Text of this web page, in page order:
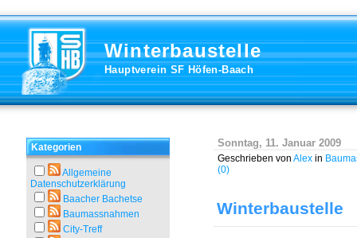
Winterbaustelle
Hauptverein SF Höfen-Baach
Kategorien
Allgemeine
Datenschutzerklärung
Baacher Bachetse
Baumassnahmen
City-Treff
Sonntag, 11. Januar 2009
Geschrieben von Alex in
(0)
Winterbaustelle